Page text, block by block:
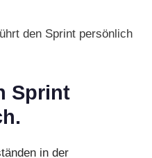
den Sprint persönlich
Sprint
in der